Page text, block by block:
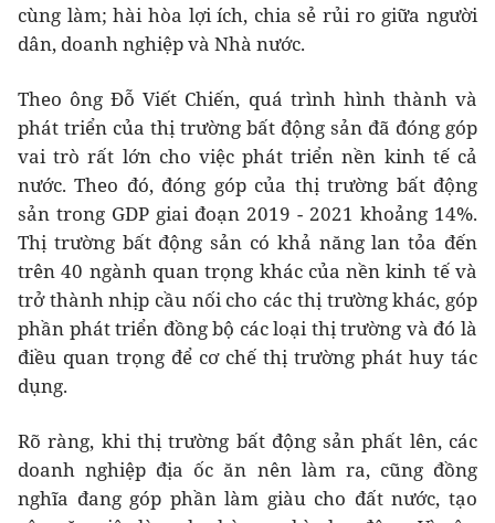
cùng làm; hài hòa lợi ích, chia sẻ rủi ro giữa người
dân, doanh nghiệp và Nhà nước.
Theo ông Đỗ Viết Chiến, quá trình hình thành và
phát triển của thị trường bất động sản đã đóng góp
vai trò rất lớn cho việc phát triển nền kinh tế cả
nước. Theo đó, đóng góp của thị trường bất động
sản trong GDP giai đoạn 2019 - 2021 khoảng 14%.
Thị trường bất động sản có khả năng lan tỏa đến
trên 40 ngành quan trọng khác của nền kinh tế và
trở thành nhịp cầu nối cho các thị trường khác, góp
phần phát triển đồng bộ các loại thị trường và đó là
điều quan trọng để cơ chế thị trường phát huy tác
dụng.
Rõ ràng, khi thị trường bất động sản phất lên, các
doanh nghiệp địa ốc ăn nên làm ra, cũng đồng
nghĩa đang góp phần làm giàu cho đất nước, tạo